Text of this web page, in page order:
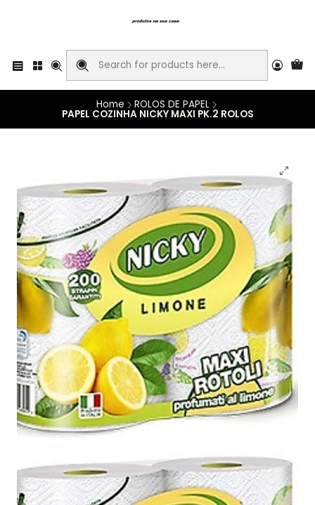
Home ROLOS DE PAPEL
PAPEL COZINHA NICKY MAXI PK.2 ROLOS